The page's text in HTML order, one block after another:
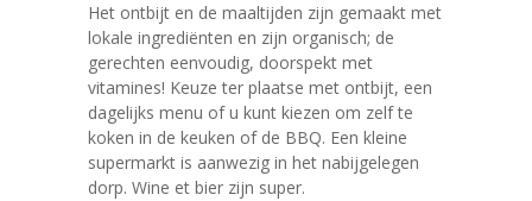
Het ontbijt en de maaltijden zijn gemaakt met
lokale ingrediënten en zijn organisch; de
gerechten eenvoudig, doorspekt met
vitamines! Keuze ter plaatse met ontbijt, een
dagelijks menu of u kunt kiezen om zelf te
koken in de keuken of de BBQ. Een kleine
supermarkt is aanwezig in het nabijgelegen
dorp. Wine et bier zijn super.